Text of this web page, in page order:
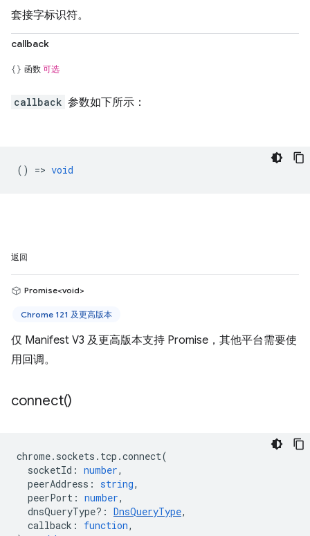
套接字标识符。
callback
函数 可选
callback 参数如下所示：
() => void
返回
Promise<void>
Chrome 121 及更高版本
仅 Manifest V3 及更高版本支持 Promise，其他平台需要使
用回调。
connect()
chrome. sockets . tcp .connect(
socketId : number,
peerAddress : string,
peerPort : number,
dnsQueryType? : DnsQueryType,
callback : function,